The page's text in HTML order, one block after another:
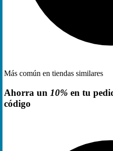
Más común en tiendas similares
Ahorra un 10% en tu
código